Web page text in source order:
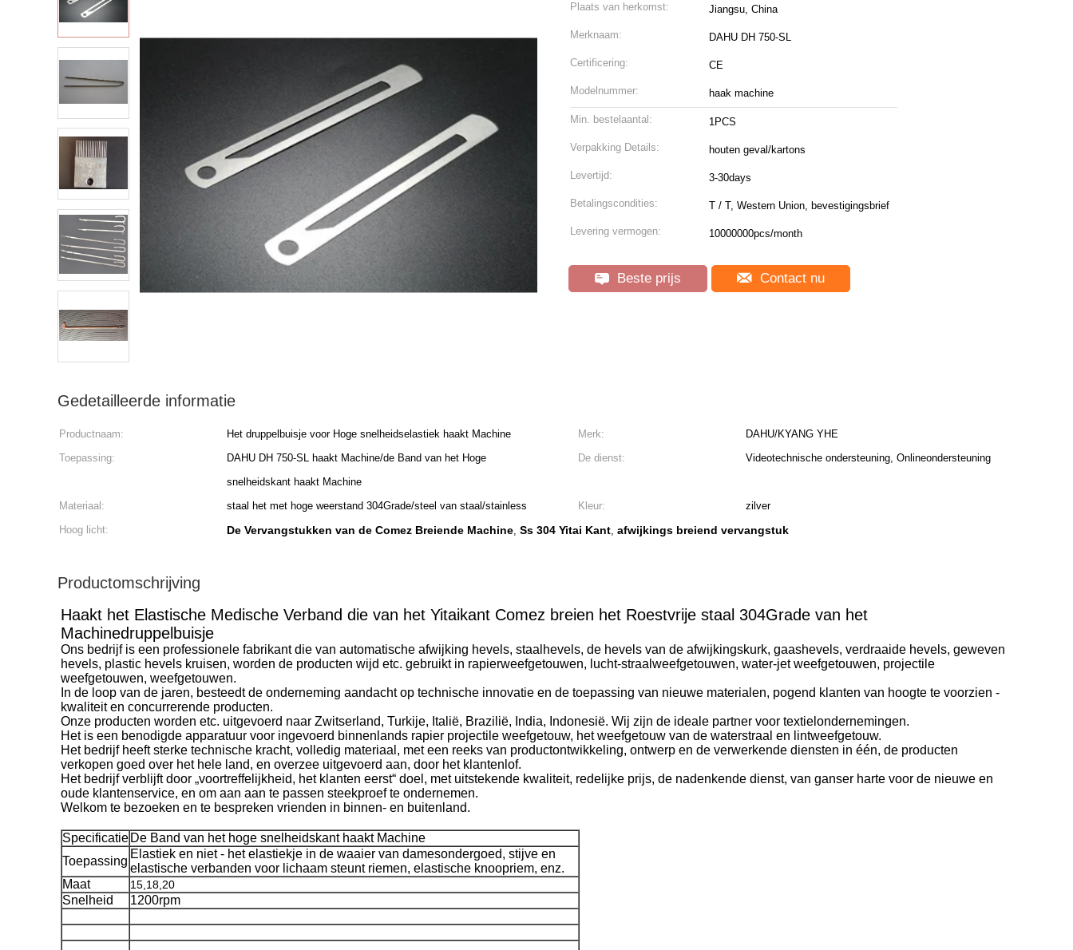
Plaats van herkomst: Jiangsu, China
Merknaam: DAHU DH 750-SL
Certificering: CE
Modelnummer: haak machine
Min. bestelaantal: 1PCS
Verpakking Details: houten geval/kartons
Levertijd: 3-30days
Betalingscondities: T / T, Western Union, bevestigingsbrief
Levering vermogen: 10000000pcs/month
Beste prijs Contact nu
Gedetailleerde informatie
Productnaam: Het druppelbuisje voor Hoge snelheidselastiek haakt Machine Merk:
DAHU/KYANG YHE
Toepassing:
DAHU DH 750-SL haakt Machine/de Band van het Hoge
snelheidskant haakt Machine
De dienst: Videotechnische ondersteuning, Onlineondersteuning
Materiaal: staal het met hoge weerstand 304Grade/steel van staal/stainless Kleur:
zilver
Hoog licht:
De Vervangstukken van de Comez Breiende Machine, Ss 304 Yitai Kant, afwijkings breiend vervangstuk
Productomschrijving
Haakt het Elastische Medische Verband die van het Yitaikant Comez breien het Roestvrije staal 304Grade van het
Machinedruppelbuisje
Ons bedrijf is een professionele fabrikant die van automatische afwijking hevels, staalhevels, de hevels van de afwijkingskurk, gaashevels, verdraaide hevels, geweven
hevels, plastic hevels kruisen, worden de producten wijd etc. gebruikt in rapierweefgetouwen, lucht-straalweefgetouwen, water-jet weefgetouwen, projectile
weefgetouwen, weefgetouwen.
In de loop van de jaren, besteedt de onderneming aandacht op technische innovatie en de toepassing van nieuwe materialen, pogend klanten van hoogte te voorzien -
kwaliteit en concurrerende producten.
Onze producten worden etc. uitgevoerd naar Zwitserland, Turkije, Italië, Brazilië, India, Indonesië. Wij zijn de ideale partner voor textielondernemingen.
Het is een benodigde apparatuur voor ingevoerd binnenlands rapier projectile weefgetouw, het weefgetouw van de waterstraal en lintweefgetouw.
Het bedrijf heeft sterke technische kracht, volledig materiaal, met een reeks van productontwikkeling, ontwerp en de verwerkende diensten in één, de producten
verkopen goed over het hele land, en overzee uitgevoerd aan, door het klantenlof.
Het bedrijf verblijft door „voortreffelijkheid, het klanten eerst“ doel, met uitstekende kwaliteit, redelijke prijs, de nadenkende dienst, van ganser harte voor de nieuwe en
oude klantenservice, en om aan aan te passen steekproef te ondernemen.
Welkom te bezoeken en te bespreken vrienden in binnen- en buitenland.
Specificatie De Band van het hoge snelheidskant haakt Machine
Toepassing
Elastiek en niet - het elastiekje in de waaier van damesondergoed, stijve en
elastische verbanden voor lichaam steunt riemen, elastische knoopriem, enz.
Maat
15,18,20
Snelheid 1200rpm